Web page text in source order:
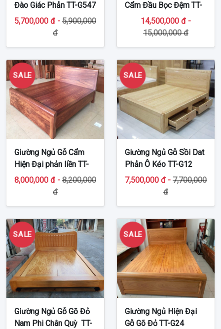
Đào Giác Phản TT-G547
5,700,000 đ - 5,900,000
đ
Cẩm Đầu Bọc Đệm TT-
G48114,500,000 đ -
15,000,000 đ
SALE
Giường Ngủ Gỗ Cẩm
Hiện Đại phản liền TT-
G457
8,000,000 đ - 8,200,000
đ
SALE
Giường Ngủ Gỗ Sồi Dat
Phản Ô Kéo TT-G12
7,500,000 đ - 7,700,000
đ
SALE
Giường Ngủ Gỗ Gõ Đỏ
Nam Phi Chân Quỳ TT-
SALE
Giường Ngủ Hiện Đại
Gỗ Gõ Đỏ TT-G24